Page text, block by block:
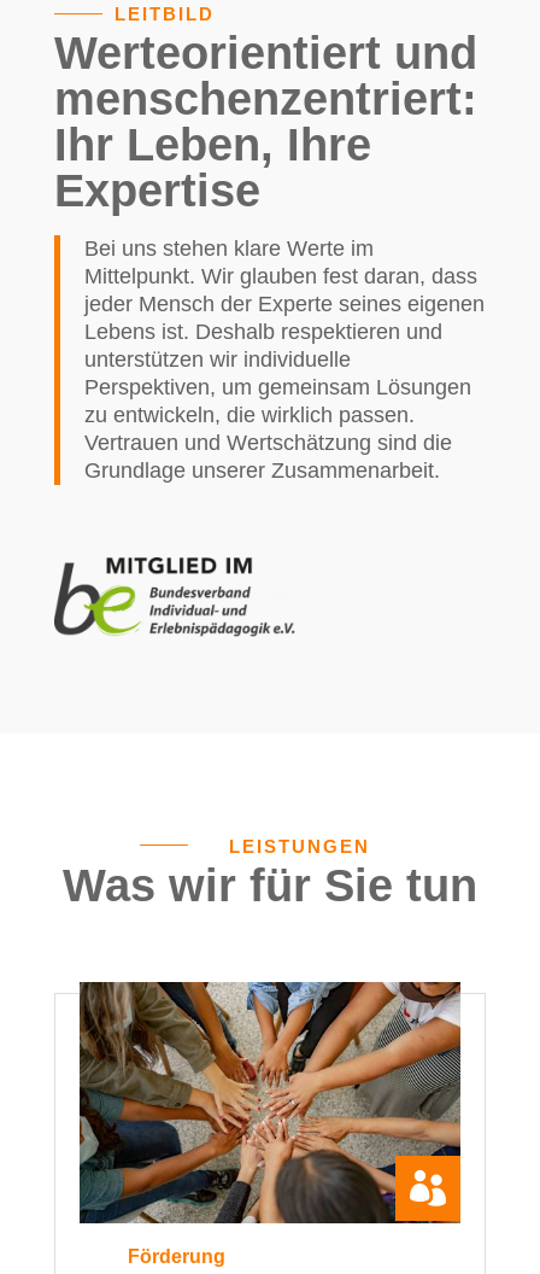
LEITBILD
Werteorientiert und
menschenzentriert:
Ihr Leben, Ihre
Expertise
Bei uns stehen klare Werte im
Mittelpunkt. Wir glauben fest daran, dass
jeder Mensch der Experte seines eigenen
Lebens ist. Deshalb respektieren und
unterstützen wir individuelle
Perspektiven, um gemeinsam Lösungen
zu entwickeln, die wirklich passen.
Vertrauen und Wertschätzung sind die
Grundlage unserer Zusammenarbeit.
LEISTUNGEN
Was wir für Sie tun

Förderung